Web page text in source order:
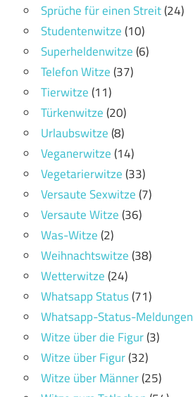
Sprüche für einen Streit(24)
Studentenwitze(10)
Superheldenwitze(6)
Telefon Witze(37)
Tierwitze(11)
Türkenwitze(20)
Urlaubswitze(8)
Veganerwitze(14)
Vegetarierwitze(33)
Versaute Sexwitze(7)
Versaute Witze(36)
Was-Witze(2)
Weihnachtswitze(38)
Wetterwitze(24)
Whatsapp Status(71)
Whatsapp-Status-Meldungen
Witze über die Figur(3)
Witze über Figur(32)
Witze über Männer(25)